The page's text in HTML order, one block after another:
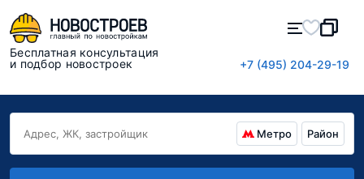
Бесплатная консультация
и подбор новостроек
+7 (495) 204-29-19
Метро Район